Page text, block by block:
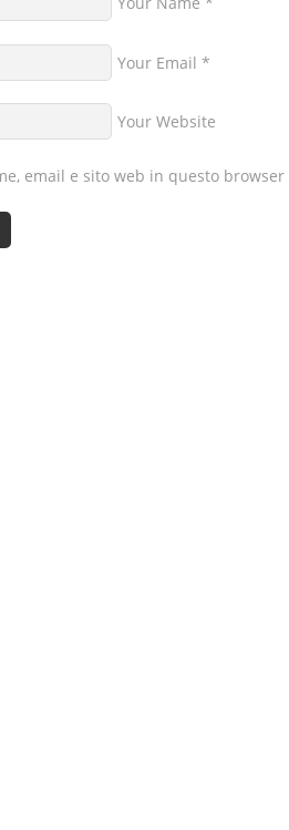
Your Email *
Your Website
email e sito web in questo